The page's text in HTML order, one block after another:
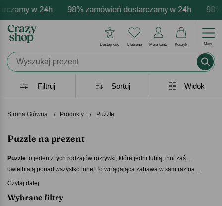
w 24h 98% zamówień dostarczamy w 24h 98%
personalizacja produktów Profesjonalna i darmowa
emocje - zawsze udane prezenty Prezentujemy
Dostępność Ulubione Moje konto Koszyk Menu
Strona Główna Produkty Puzzle
Puzzle na prezent
Puzzle to jeden z tych rodzajów rozrywki, które jedni lubią, inni zaś…
uwielbiają ponad wszystko inne! To wciągająca zabawa w sam raz na
chłodne zimowe wieczory, ale przecież nie tylko…
Masz wśród swoich znajomych kogoś, kto lubi układać obrazki z
Mniejsze, większe, z jakim obrazkiem? To Ty decydujesz, dlatego sprawdź
Czytaj dalej
Filtruj Widok
Sortuj
Wybrane filtry